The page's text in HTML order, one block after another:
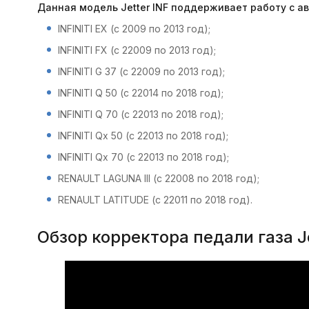
Данная модель Jetter INF поддерживает работу с
INFINITI EX (с 2009 по 2013 год);
INFINITI FX (с 22009 по 2013 год);
INFINITI G 37 (с 22009 по 2013 год);
INFINITI Q 50 (с 22014 по 2018 год);
INFINITI Q 70 (с 22013 по 2018 год);
INFINITI Qx 50 (с 22013 по 2018 год);
INFINITI Qx 70 (с 22013 по 2018 год);
RENAULT LAGUNA III (с 22008 по 2018 год);
RENAULT LATITUDE (с 22011 по 2018 год).
Обзор корректора педали газа